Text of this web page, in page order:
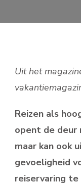
Uit het
Reizen als
opent de deur
maar kan ook
gevoeligheid
reiservaring